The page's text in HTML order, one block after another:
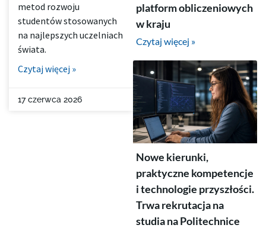
metod rozwoju
studentów stosowanych
na najlepszych uczelniach
świata.
Czytaj więcej »
17 czerwca 2026
platform obliczeniowych
w kraju
Czytaj więcej »
Nowe kierunki,
praktyczne kompetencje
i technologie przyszłości.
Trwa rekrutacja na
studia na Politechnice